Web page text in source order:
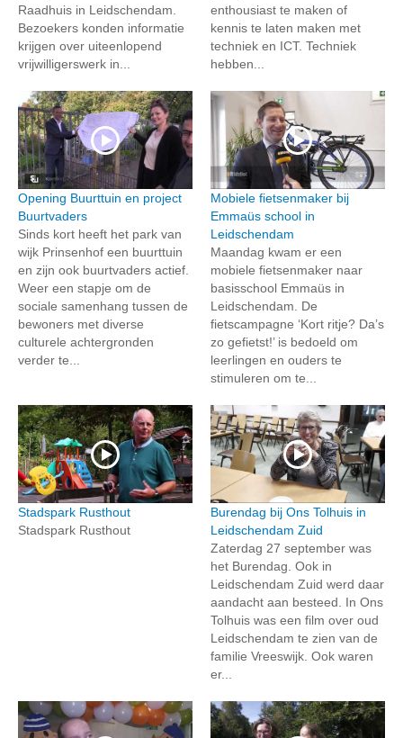
Raadhuis in Leidschendam.
Bezoekers konden informatie
krijgen over uiteenlopend
vrijwilligerswerk in...
enthousiast te maken of
kennis te laten maken met
techniek en ICT. Techniek
hebben...
Opening Buurttuin en project
Buurtvaders
Sinds kort heeft het park van
wijk Prinsenhof een buurttuin
en zijn ook buurtvaders actief.
Weer een stapje om de
sociale samenhang tussen de
bewoners met diverse
culturele achtergronden
verder te...
Mobiele fietsenmaker bij
Emmaüs school in
Leidschendam
Maandag kwam er een
mobiele fietsenmaker naar
basisschool Emmaüs in
Leidschendam. De
fietscampagne ‘Kort ritje? Da’s
zo gefietst!’ is bedoeld om
leerlingen en ouders te
stimuleren om te...
Stadspark Rusthout
Stadspark Rusthout
Burendag bij Ons Tolhuis in
Leidschendam Zuid
Zaterdag 27 september was
het Burendag. Ook in
Leidschendam Zuid werd daar
aandacht aan besteed. In Ons
Tolhuis was een film over oud
Leidschendam te zien van de
familie Vreeswijk. Ook waren
er...